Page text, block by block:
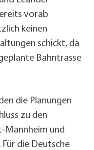
vorab
keinen
schickt, da
Bahntrasse
die Planungen
zu den
Mannheim und
Für die Deutsche